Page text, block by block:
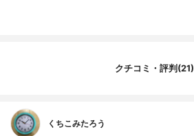
あり
人気の返礼品
クチコミ・評判(21)
くちこみたろう